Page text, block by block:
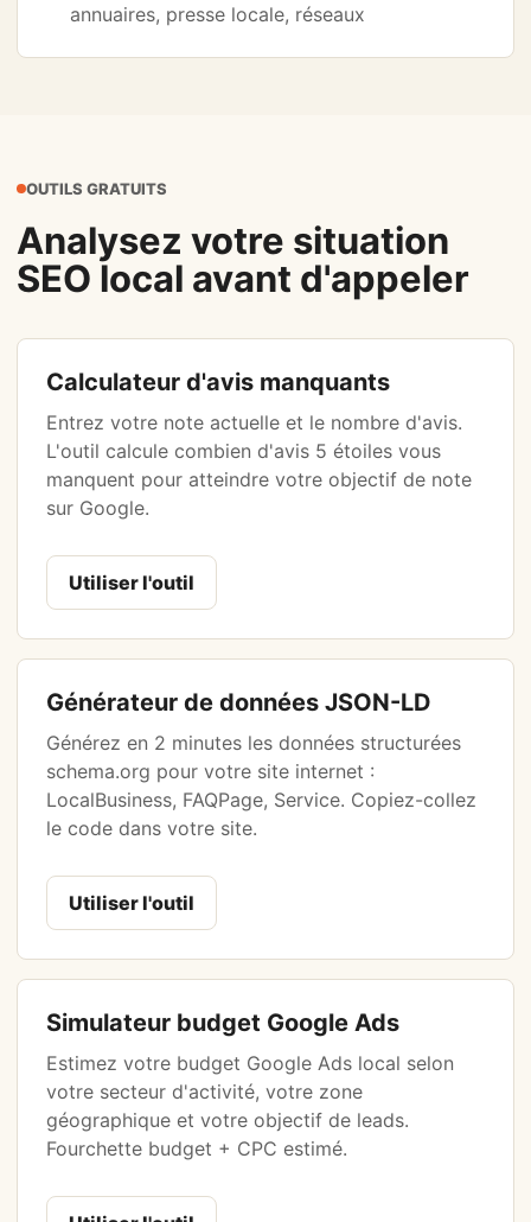
annuaires, presse locale, réseaux
OUTILS GRATUITS
Analysez votre situation
SEO local avant d'appeler
Calculateur d'avis manquants
Entrez votre note actuelle et le nombre d'avis.
L'outil calcule combien d'avis 5 étoiles vous
manquent pour atteindre votre objectif de note
sur Google.
Utiliser l'outil
Générateur de données JSON-LD
Générez en 2 minutes les données structurées
schema.org pour votre site internet :
LocalBusiness, FAQPage, Service. Copiez-collez
le code dans votre site.
Utiliser l'outil
Simulateur budget Google Ads
Estimez votre budget Google Ads local selon
votre secteur d'activité, votre zone
géographique et votre objectif de leads.
Fourchette budget + CPC estimé.